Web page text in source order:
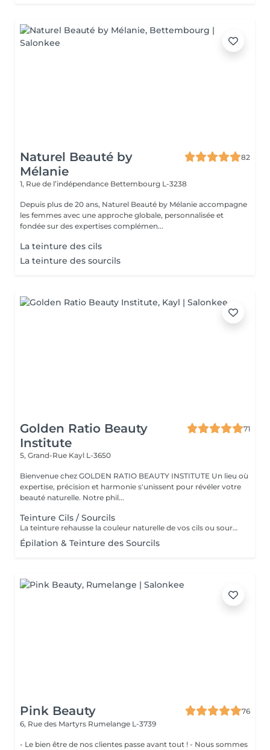
Naturel Beauté by
Mélanie
82
1, Rue de l’indépendance Bettembourg L-3238
Depuis plus de 20 ans, Naturel Beauté by Mélanie accompagne
les femmes avec une approche globale, personnalisée et
fondée sur des expertises complémen...
La teinture des cils
La teinture des sourcils
Golden Ratio Beauty
Institute
71
5, Grand-Rue Kayl L-3650
Bienvenue chez GOLDEN RATIO BEAUTY INSTITUTE Un lieu où
expertise, précision et harmonie s'unissent pour révéler votre
beauté naturelle. Notre phil...
Teinture Cils / Sourcils
La teinture rehausse la couleur naturelle de vos cils ou sourcils, pour un regard plus intense sans maquillage. Idéal pour : les poils clairs ou décolorés. Tenue : 3 à 4 semaines. Résultat : une définition naturelle et soignée, au quotidien. Un soin rapide pour un effet structurant immédiat.
Épilation & Teinture des Sourcils
Pink Beauty
76
6, Rue des Martyrs Rumelange L-3739
- Le bien être de nos clientes passe avant tout ! - Nous sommes